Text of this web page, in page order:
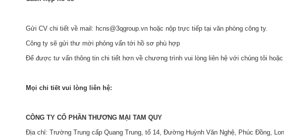
Gửi CV chi tiết về mail: hcns@3qgroup.vn hoặc nộp trực tiếp tại văn phòng công ty.
Công ty sẽ gửi thư mời phỏng vấn tới hồ sơ phù hợp
Để được tư vấn thông tin chi tiết hơn về chương trình vui lòng liên hệ với chúng tôi
Mọi chi tiết vui lòng liên hệ:
CÔNG TY CỔ PHẦN THƯƠNG MẠI TAM QUY
Địa chỉ: Trường Trung cấp Quang Trung, tổ 14, Đường Huỳnh Văn Nghệ, Phúc Đồng,